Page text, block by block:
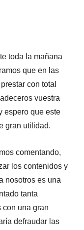
toda la mañana
que en las
con total
vuestra
espero que este
gran utilidad.
comentando,
los contenidos y
nosotros es una
tanta
una gran
defraudar las